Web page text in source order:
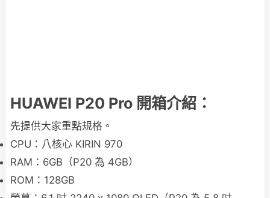
HUAWEI P20 Pro 開箱介紹：
先提供大家重點規格。
CPU：八核心 KIRIN 970
RAM：6GB（P20 為 4GB）
ROM：128GB